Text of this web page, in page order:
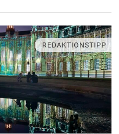
REDAKTIONSTIPP